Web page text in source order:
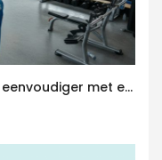
Een sportschool inrichten wordt eenvoudiger met een Fitness Aannemer aan je zijde